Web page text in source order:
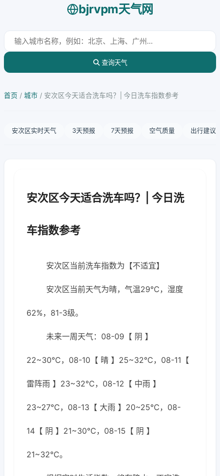
bjrvpm天气网
查询天气
首页 / 城市 / 安次区今天适合洗车吗？| 今日洗车指数参考
安次区实时天气 3天预报 7天预报 空气质量 出行建议
安次区今天适合洗车吗？| 今日洗
车指数参考
安次区当前洗车指数为【不适宜】
安次区当前天气为晴，气温29℃，湿度
62%，81-3级。
未来一周天气：08-09【 阴 】
22~30℃，08-10【 晴 】25~32℃，08-11【
雷阵雨 】23~32℃，08-12【 中雨 】
23~27℃，08-13【 大雨 】20~25℃，08-
14【 阴 】21~30℃，08-15【 阴 】
21~32℃。